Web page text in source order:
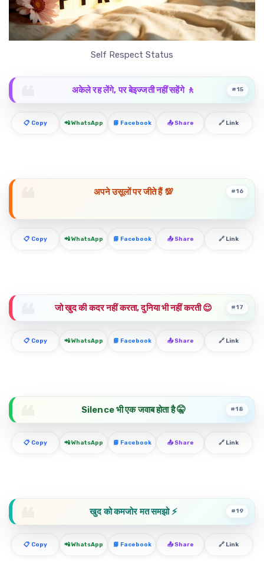
Self Respect Status
अकेले रह लेंगे, पर बेइज्जती नहीं सहेंगे 🚶 #15
📋 Copy 📲 WhatsApp 📘 Facebook 📤 Share 🔗 Link
अपने उसूलों पर जीते हैं 💯 #16
📋 Copy 📲 WhatsApp 📘 Facebook 📤 Share 🔗 Link
जो खुद की कदर नहीं करता, दुनिया भी नहीं करती 😌 #17
📋 Copy 📲 WhatsApp 📘 Facebook 📤 Share 🔗 Link
Silence भी एक जवाब होता है 🤫 #18
📋 Copy 📲 WhatsApp 📘 Facebook 📤 Share 🔗 Link
खुद को कमजोर मत समझो ⚡ #19
📋 Copy 📲 WhatsApp 📘 Facebook 📤 Share 🔗 Link